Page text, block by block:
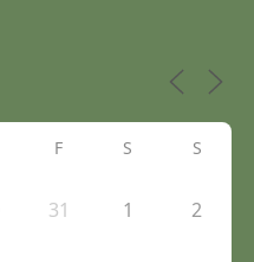
F S S
31 1 2